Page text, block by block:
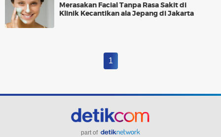
Merasakan Facial Tanpa Rasa Sakit di
Klinik Kecantikan ala Jepang di Jakarta
1
part of